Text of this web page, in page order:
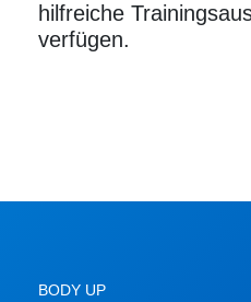
hilfreiche
verfügen.
BODY UP